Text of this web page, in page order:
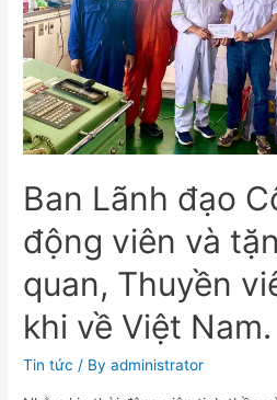
Ban Lãnh đạo
động viên và
quan, Thuyền
khi về Việt Nam.
Tin tức / Byadministrator